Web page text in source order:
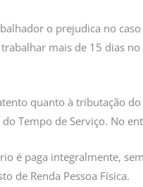
o prejudica no
mais de 15 dias
quanto à tributação
Tempo de Serviço. No
é paga integralmente,
de Renda Pessoa Física.